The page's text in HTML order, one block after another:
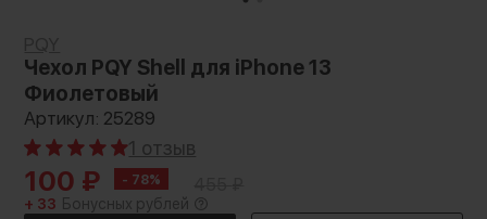
Чехол PQY Shell для iPhone 13
Фиолетовый
Артикул: 25289
1 отзыв
100 ₽ - 78%
+ 33 Бонусных рублей